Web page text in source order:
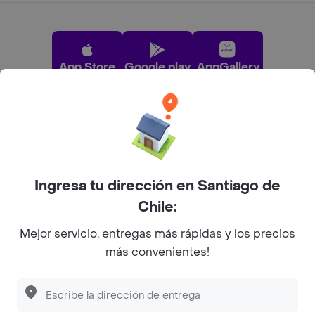
App Store Google play AppGallery
Pide tu comida favorita cerca de ti
Categorías
Ingresa tu dirección en Santiago de
Chile:
Mejor servicio, entregas más rápidas y los precios
más convenientes!